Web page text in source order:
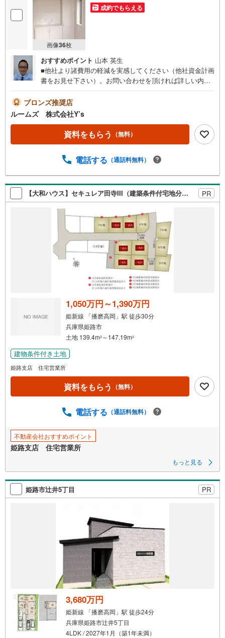
画像36枚
成約でもらえる
おすすめポイント 山本 英生
■他社より諸費用の軽減を実感してください（他社資金計画
書をお見せ下さい）。お問い合わせを頂ければ詳しい内容
ムーズにお話が出来ます。■おまとめローン（消費者金融
系・車のローン・カード系の借入・エアコン等の電化製
品・引越業者代等）もおまとめ可 （株）ルームズ■積水ハ
ウスのMAST会員です。■営業マンの熱意とスピーディをモ
ットーにお客さん目線での営業を心がけており、営業マン
ーンが受けられます（詳しくはスタッフまで）■自営業の社
売主である建売会社が責任を持って対応いたします。■各種
提携住宅ローンや金利の安いネットバンクの取り扱いも可
能。ずっと固定のフラット35もご利用いただけます。火災
保険・登記手続き等の事務手続きも専任スタッフが丁寧に
対応いたします。■スマイティをご覧のお客様は右の緑色の
資料請求をクリック頂き（株）ルームズまでお問い合わ
ブロンズ推奨店
ルームズ 株式会社Y’s
資料をもらう （無料）
電話する （通話料無料）
【大和ハウス】セキュレア田寺III（建築条件付宅地分譲） PR
1,050万円～1,390万円
姫新線 「播磨高岡」駅 徒歩30分
兵庫県姫路市
土地 139.4m2 ～147.19m2
建物条件付き土地
姫路支店 住宅営業所
資料をもらう （無料）
電話する （通話料無料）
不動産会社おすすめポイント
姫路支店 住宅営業所
もっと見る
姫路市辻井5丁目 PR
3,680万円
姫新線 「播磨高岡」駅 徒歩24分
兵庫県姫路市辻井5丁目
4LDK / 2027年1月（築1年未満）